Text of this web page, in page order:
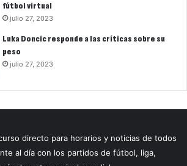
fútbol virtual
julio 27, 2023
Luka Doncic responde a las críticas sobre su
peso
julio 27, 2023
directo para horarios y noticias de todos
al día con los partidos de fútbol, liga,